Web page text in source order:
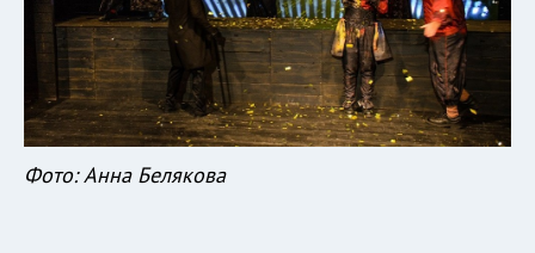
Фото: Анна Белякова